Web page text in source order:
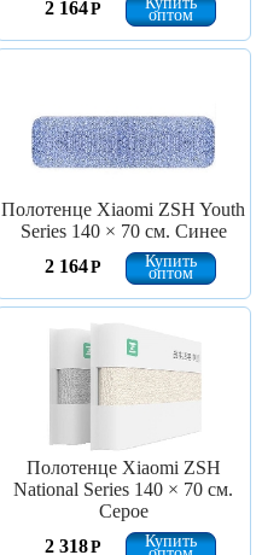
2 164Р оптом
Полотенце Xiaomi ZSH Youth
Series 140 × 70 см. Синее
2 164Р Купить
оптом
Полотенце Xiaomi ZSH
National Series 140 × 70 см.
Серое
2 318Р Купить